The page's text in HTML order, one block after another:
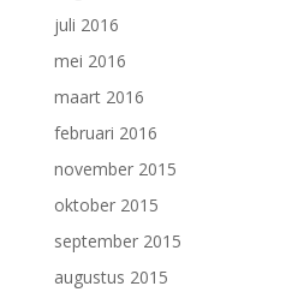
juli 2016
mei 2016
maart 2016
februari 2016
november 2015
oktober 2015
september 2015
augustus 2015